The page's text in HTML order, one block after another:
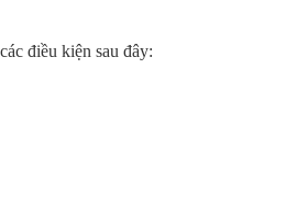
điều kiện sau đây: